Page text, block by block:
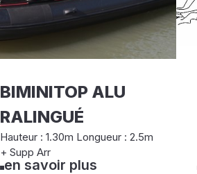
BIMINITOP ALU
RALINGUÉ
Hauteur : 1.30m Longueur : 2.5m
+ Supp Arr
en savoir plus